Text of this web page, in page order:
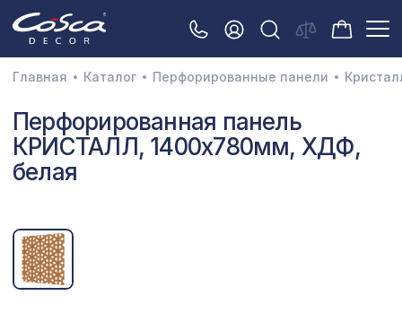
3D орнамент
Акустические панели
Декоративные балки и брус
Межкомнатные арки
Натуральные покрытия
Главная Каталог Перфорированные панели
Перфорированная панель
КРИСТАЛЛ, 1400х780мм, ХДФ,
белая